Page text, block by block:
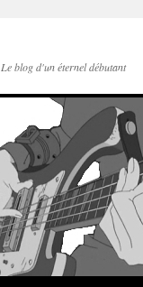
Le blog d'un éternel débutant